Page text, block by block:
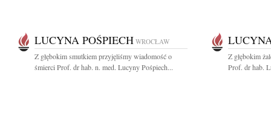
LUCYNA POŚPIECH WROCŁAW
Z głębokim smutkiem przyjęliśmy wiadomość o
śmierci Prof. dr hab. n. med. Lucyny Pośpiech...
Z głębokim
Prof. dr hab.